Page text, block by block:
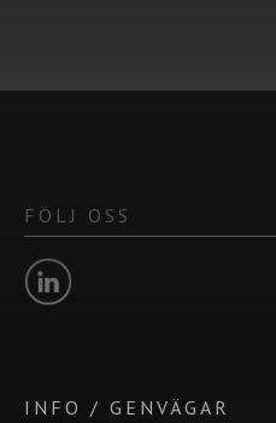
FÖLJ OSS
INFO / GENVÄGAR